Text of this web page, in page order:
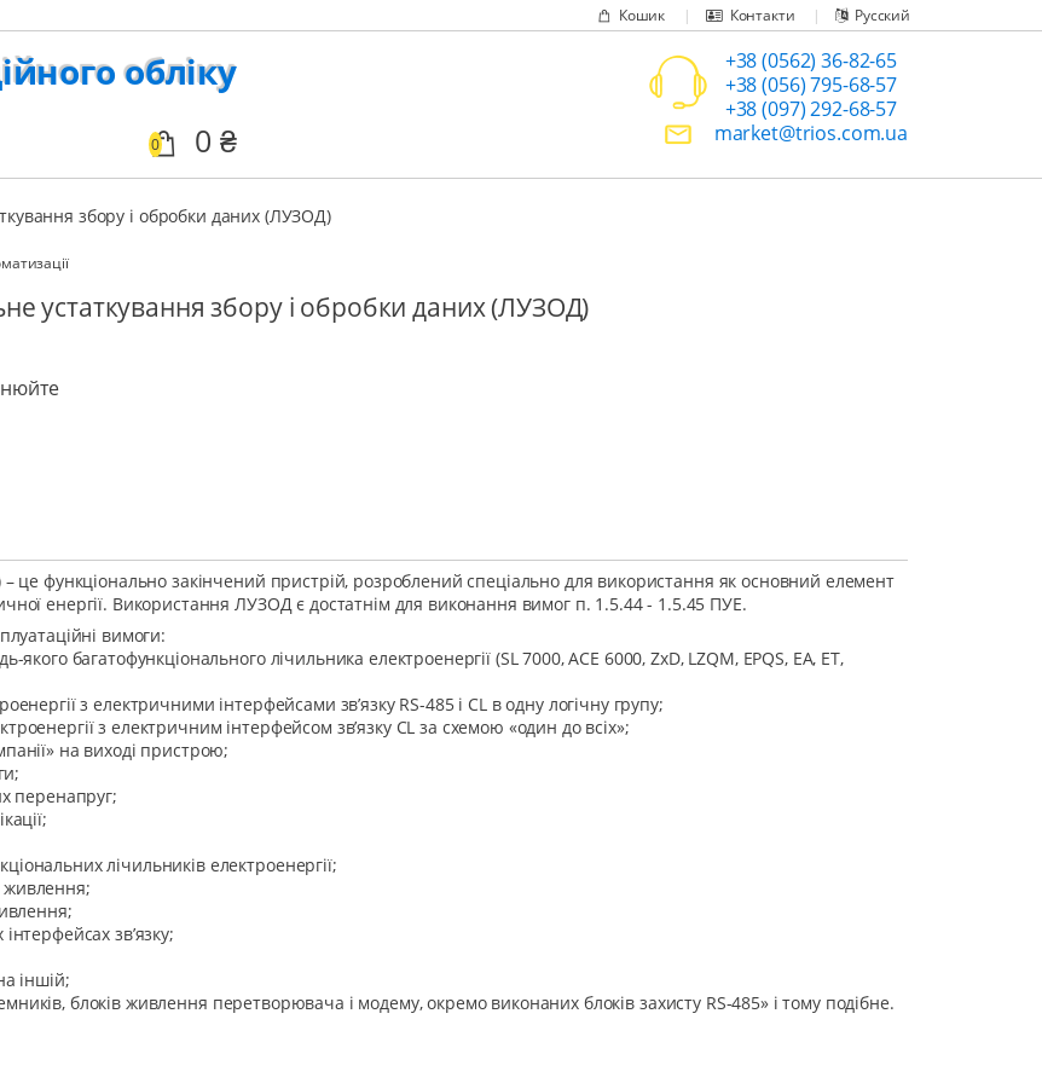
Кошик Контакти Русский
обліку
0 0
+38 (0562) 36-82-65
+38 (056) 795-68-57
+38 (097) 292-68-57
market@trios.com.ua
збору і обробки даних (ЛУЗОД)
устаткування збору і обробки даних (ЛУЗОД)
це функціонально закінчений пристрій, розроблений спеціально для використання як основний елемент
енергії. Використання ЛУЗОД є достатнім для виконання вимог п. 1.5.44 - 1.5.45 ПУЕ.
вимоги:
багатофункціонального лічильника електроенергії (SL 7000, ACE 6000, ZxD, LZQM, EPQS, EA, ET,
з електричними інтерфейсами зв’язку RS-485 і CL в одну логічну групу;
з електричним інтерфейсом зв’язку CL за схемою «один до всіх»;
на виході пристрою;
перенапруг;
лічильників електроенергії;
живлення;
зв’язку;
іншій;
блоків живлення перетворювача і модему, окремо виконаних блоків захисту RS-485» і тому подібне.